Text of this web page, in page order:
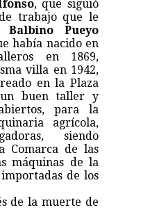
, que siguió
trabajo que le
Balbino Pueyo
había nacido en
en 1869,
villa en 1942,
en la Plaza
un buen taller y
para la
agrícola,
siendo
Comarca de las
máquinas de la
de los
de la muerte de